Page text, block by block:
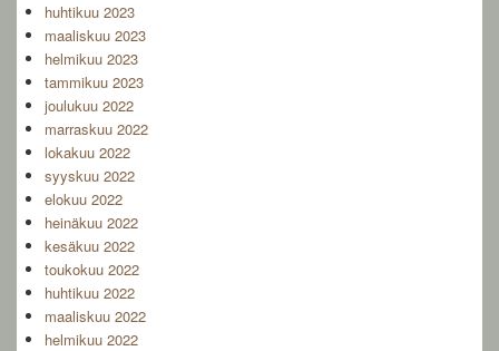
huhtikuu 2023
maaliskuu 2023
helmikuu 2023
tammikuu 2023
joulukuu 2022
marraskuu 2022
lokakuu 2022
syyskuu 2022
elokuu 2022
heinäkuu 2022
kesäkuu 2022
toukokuu 2022
huhtikuu 2022
maaliskuu 2022
helmikuu 2022